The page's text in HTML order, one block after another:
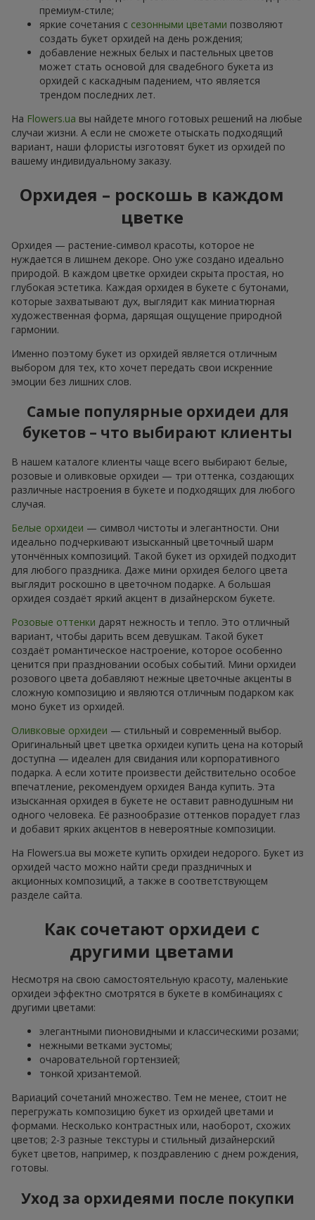
премиум-стиле;
яркие сочетания с сезонными цветами позволяют
создать букет орхидей на день рождения;
добавление нежных белых и пастельных цветов
может стать основой для свадебного букета из
орхидей с каскадным падением, что является
трендом последних лет.
На Flowers.ua вы найдете много готовых решений на любые
случаи жизни. А если не сможете отыскать подходящий
вариант, наши флористы изготовят букет из орхидей по
вашему индивидуальному заказу.
Орхидея – роскошь в каждом
цветке
Орхидея — растение-символ красоты, которое не
нуждается в лишнем декоре. Оно уже создано идеально
природой. В каждом цветке орхидеи скрыта простая, но
глубокая эстетика. Каждая орхидея в букете с бутонами,
которые захватывают дух, выглядит как миниатюрная
художественная форма, дарящая ощущение природной
гармонии.
Именно поэтому букет из орхидей является отличным
выбором для тех, кто хочет передать свои искренние
эмоции без лишних слов.
Самые популярные орхидеи для
букетов – что выбирают клиенты
В нашем каталоге клиенты чаще всего выбирают белые,
розовые и оливковые орхидеи — три оттенка, создающих
различные настроения в букете и подходящих для любого
случая.
Белые орхидеи — символ чистоты и элегантности. Они
идеально подчеркивают изысканный цветочный шарм
утончённых композиций. Такой букет из орхидей подходит
для любого праздника. Даже мини орхидея белого цвета
выглядит роскошно в цветочном подарке. А большая
орхидея создаёт яркий акцент в дизайнерском букете.
Розовые оттенки дарят нежность и тепло. Это отличный
вариант, чтобы дарить всем девушкам. Такой букет
создаёт романтическое настроение, которое особенно
ценится при праздновании особых событий. Мини орхидеи
розового цвета добавляют нежные цветочные акценты в
сложную композицию и являются отличным подарком как
моно букет из орхидей.
Оливковые орхидеи — стильный и современный выбор.
Оригинальный цвет цветка орхидеи купить цена на который
доступна — идеален для свидания или корпоративного
подарка. А если хотите произвести действительно особое
впечатление, рекомендуем орхидея Ванда купить. Эта
изысканная орхидея в букете не оставит равнодушным ни
одного человека. Её разнообразие оттенков порадует глаз
и добавит ярких акцентов в невероятные композиции.
На Flowers.ua вы можете купить орхидеи недорого. Букет из
орхидей часто можно найти среди праздничных и
акционных композиций, а также в соответствующем
разделе сайта.
Как сочетают орхидеи с
другими цветами
Несмотря на свою самостоятельную красоту, маленькие
орхидеи эффектно смотрятся в букете в комбинациях с
другими цветами:
элегантными пионовидными и классическими розами;
нежными ветками эустомы;
очаровательной гортензией;
тонкой хризантемой.
Вариаций сочетаний множество. Тем не менее, стоит не
перегружать композицию букет из орхидей цветами и
формами. Несколько контрастных или, наоборот, схожих
цветов; 2-3 разные текстуры и стильный дизайнерский
букет цветов, например, к поздравлению с днем рождения,
готовы.
Уход за орхидеями после покупки